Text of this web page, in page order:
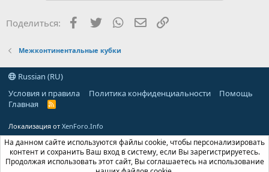
Поделиться: Facebook
Twitter WhatsAppЭлектронная почта
Межконтинентальные кубки
Russian (RU)
Условия и правила
Политика конфиденциальности
Помощь
Главная
R
Локализация от XenForo.Info
На данном сайте используются файлы cookie, чтобы персонализировать
контент и сохранить Ваш вход в систему, если Вы зарегистрируетесь.
Продолжая использовать этот сайт, Вы соглашаетесь на использование